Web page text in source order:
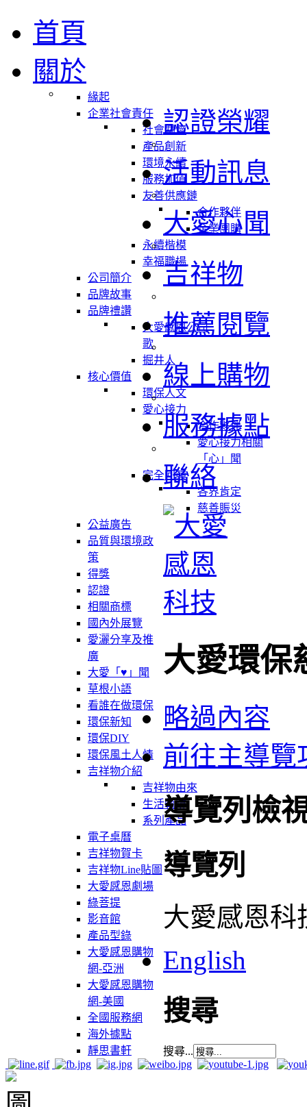
首頁
關於
緣起
企業社會責任
社會關懷
產品創新
環境永續
服務加值
友善供應鏈
合作夥伴
企業團購
永續楷模
幸福職場
公司簡介
品牌故事
品牌禮讚
大愛感恩公司
歌
掘井人
核心價值
環保人文
愛心接力
合作夥伴
愛心接力相關
「心」聞
完全回饋
各界肯定
慈善賑災
公益廣告
品質與環境政
策
認證榮耀
得獎
認證
相關商標
活動訊息
國內外展覽
愛灑分享及推
廣
大愛心聞
大愛「♥」聞
草根小語
看誰在做環保
環保新知
環保DIY
環保風土人情
吉祥物
吉祥物介紹
吉祥物由來
生活軌跡
系列產品
電子桌曆
吉祥物賀卡
吉祥物Line貼圖
大愛感恩劇場
推薦閱覽
綠菩提
影音館
產品型錄
線上購物
大愛感恩購物
網-亞洲
大愛感恩購物
網-美國
服務據點
全國服務網
海外據點
靜思書軒
聯絡
大愛環保
略過內容
前往主導覽
導覽列檢
導覽列
大愛感恩科
English
搜尋
搜尋...